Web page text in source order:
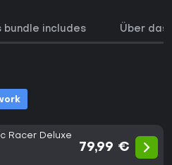
bundle includes Über das
Racer Deluxe
79,99 €